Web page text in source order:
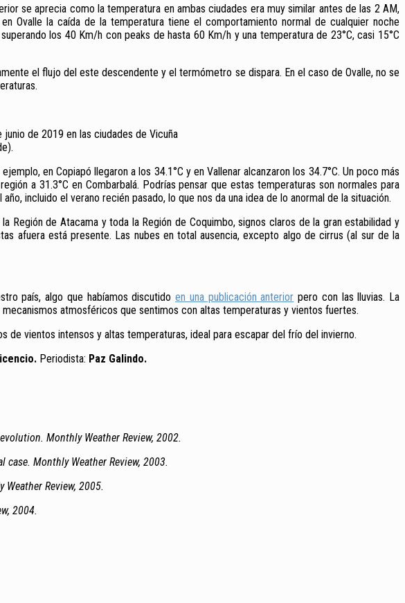
se aprecia como la temperatura en ambas ciudades era muy similar antes de las 2 AM,
Ovalle la caída de la temperatura tiene el comportamiento normal de cualquier noche
los 40 Km/h con peaks de hasta 60 Km/h y una temperatura de 23°C, casi 15°C
el flujo del este descendente y el termómetro se dispara. En el caso de Ovalle, no se
de 2019 en las ciudades de Vicuña
en Copiapó llegaron a los 34.1°C y en Vallenar alcanzaron los 34.7°C. Un poco más
a 31.3°C en Combarbalá. Podrías pensar que estas temperaturas son normales para
incluido el verano recién pasado, lo que nos da una idea de lo anormal de la situación.
de Atacama y toda la Región de Coquimbo, signos claros de la gran estabilidad y
afuera está presente. Las nubes en total ausencia, excepto algo de cirrus (al sur de la
país, algo que habíamos discutidoen una publicación anterior pero con las lluvias. La
mecanismos atmosféricos que sentimos con altas temperaturas y vientos fuertes.
de vientos intensos y altas temperaturas, ideal para escapar del frío del invierno.
Periodista: Paz Galindo.
Monthly Weather Review, 2002.
Monthly Weather Review, 2003.
Review, 2005.
2004.